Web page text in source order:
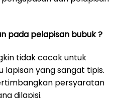
pada pelapisan bubuk ?
tidak cocok untuk
lapisan yang sangat tipis.
persyaratan
dilapisi.